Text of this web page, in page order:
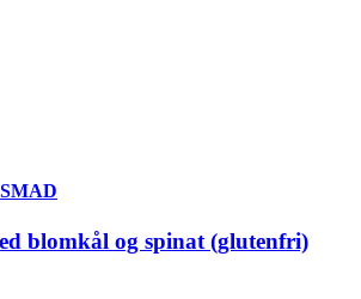
blomkål og spinat (glutenfri)